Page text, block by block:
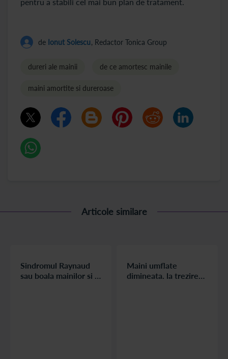
de Ionut Solescu, Redactor Tonica Group
dureri ale mainii de ce amortesc mainile
maini amortite si dureroase
Articole similare
Sindromul Raynaud
sau boala mainilor si a
Maini umflate
dimineata, la trezire?